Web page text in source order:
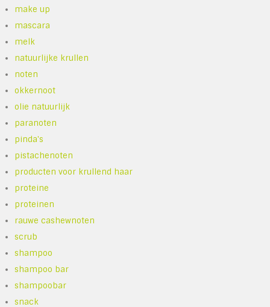
make up
mascara
melk
natuurlijke krullen
noten
okkernoot
olie natuurlijk
paranoten
pinda's
pistachenoten
producten voor krullend haar
proteine
proteinen
rauwe cashewnoten
scrub
shampoo
shampoo bar
shampoobar
snack